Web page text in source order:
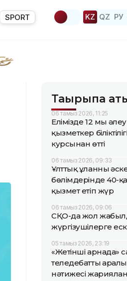
SPORT KZ QZ РУ
Тақырыпқа
06 тамыз 2026, 11:25
Елімізде 12 мың
қызметкер
курсынан өтті
06 тамыз 2026, 09:33
Ұлттық ұланның
бөлімдерінде 40-
қызмет етіп жүр
06 тамыз 2026, 09:06
СҚО-да жол
жүргізушілерге
05 тамыз 2026, 23:19
«Жетінші арнада»
теледебаттың
нәтижесі